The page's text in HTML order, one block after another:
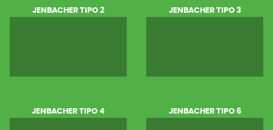
JENBACHER TIPO 2 JENBACHER TIPO 3
JENBACHER TIPO 4 JENBACHER TIPO 6